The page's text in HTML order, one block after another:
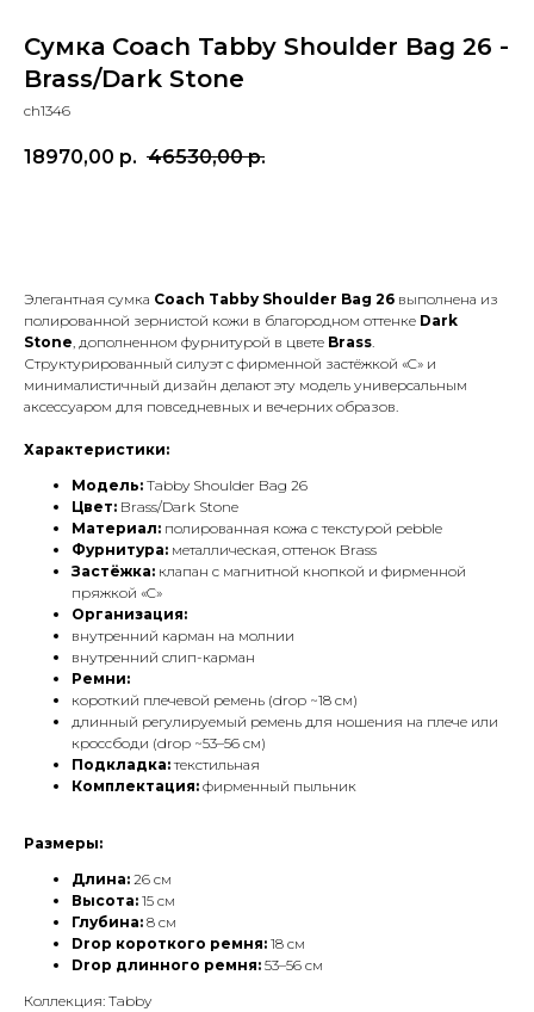
Сумка Coach Tabby Shoulder Bag 26 -
Brass/Dark Stone
ch1346
18970,00 р. 46530,00 р.
Элегантная сумка Coach Tabby Shoulder Bag 26 выполнена из
полированной зернистой кожи в благородном оттенке Dark
Stone, дополненном фурнитурой в цвете Brass.
Структурированный силуэт с фирменной застёжкой «C» и
минималистичный дизайн делают эту модель универсальным
аксессуаром для повседневных и вечерних образов.
Характеристики:
Модель: Tabby Shoulder Bag 26
Цвет: Brass/Dark Stone
Материал: полированная кожа с текстурой pebble
Фурнитура: металлическая, оттенок Brass
Застёжка: клапан с магнитной кнопкой и фирменной
пряжкой «C»
Организация:
внутренний карман на молнии
внутренний слип-карман
Ремни:
короткий плечевой ремень (drop ~18 см)
длинный регулируемый ремень для ношения на плече или
кроссбоди (drop ~53–56 см)
Подкладка:текстильная
Комплектация: фирменный пыльник
Размеры:
Длина: 26 см
Высота: 15 см
Глубина: 8 см
Drop короткого ремня: 18 см
Drop длинного ремня: 53–56 см
Коллекция: Tabby